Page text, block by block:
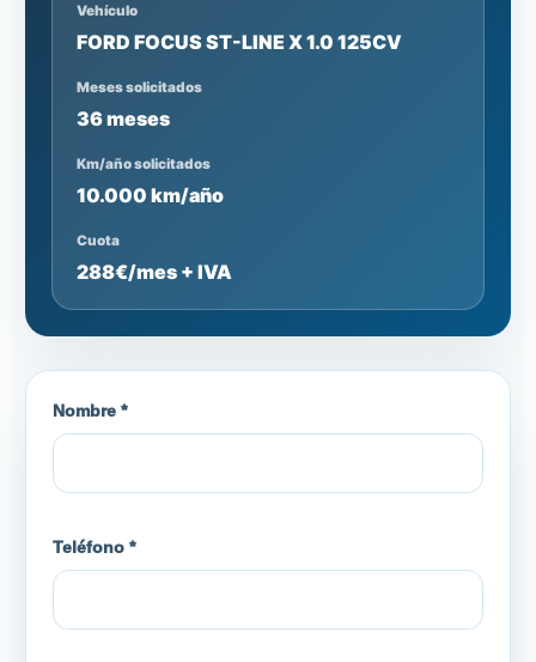
Vehículo
FORD FOCUS ST-LINE X 1.0 125CV
Meses solicitados
36 meses
Km/año solicitados
10.000 km/año
Cuota
288€/mes + IVA
Nombre *
Teléfono *